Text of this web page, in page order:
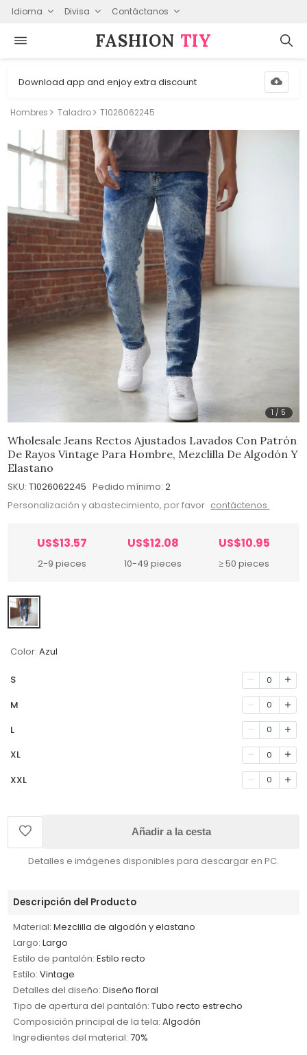
Idioma Divisa Contáctanos
FASHION⁠ TIY
Download app and enjoy extra discount
Hombres Taladro T1026062245
1 / 5
Wholesale Jeans Rectos Ajustados Lavados Con Patrón
De Rayos Vintage Para Hombre, Mezclilla De Algodón Y
Elastano
SKU: T1026062245 Pedido mínimo: 2
Personalización y abastecimiento, por favor contáctenos.
US$13.57
2-9 pieces
US$12.08
10-49 pieces
US$10.95
≥ 50 pieces
Color: Azul
S 0
M 0
L 0
XL 0
XXL 0
Añadir a la cesta
Detalles e imágenes disponibles para descargar en PC.
Descripción del Producto
Material: Mezclilla de algodón y elastano
Largo: Largo
Estilo de pantalón: Estilo recto
Estilo: Vintage
Detalles del diseño: Diseño floral
Tipo de apertura del pantalón: Tubo recto estrecho
Composición principal de la tela: Algodón
Ingredientes del material: 70%